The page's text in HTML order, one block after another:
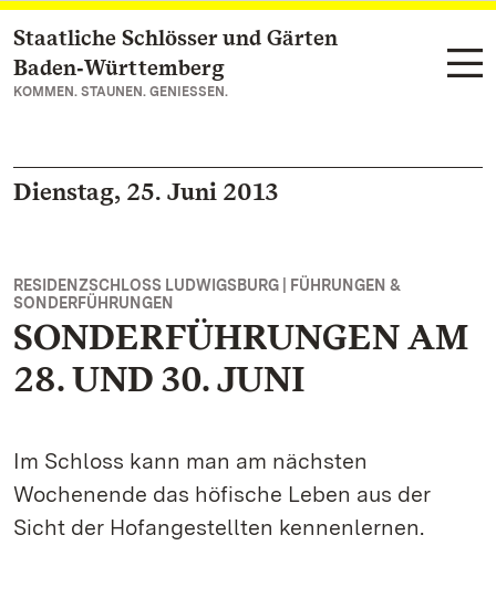
Zum Hauptinhalt springen
Staatliche Schlösser und Gärten
Baden‑Württemberg
KOMMEN. STAUNEN. GENIESSEN.
Dienstag, 25. Juni 2013
RESIDENZSCHLOSS LUDWIGSBURG | FÜHRUNGEN &
SONDERFÜHRUNGEN
SONDERFÜHRUNGEN AM
28. UND 30. JUNI
Im Schloss kann man am nächsten
Wochenende das höfische Leben aus der
Sicht der Hofangestellten kennenlernen.